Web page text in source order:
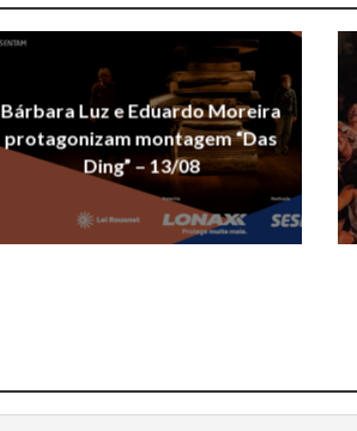
Bárbara Luz e Eduardo Moreira
protagonizam montagem “Das
Ding” – 13/08